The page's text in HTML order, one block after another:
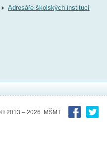
Adresáře školských institucí
© 2013 – 2026 MŠMT